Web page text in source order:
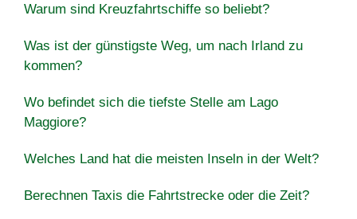
Warum sind Kreuzfahrtschiffe so beliebt?
Was ist der günstigste Weg, um nach Irland zu
kommen?
Wo befindet sich die tiefste Stelle am Lago
Maggiore?
Welches Land hat die meisten Inseln in der Welt?
Berechnen Taxis die Fahrtstrecke oder die Zeit?